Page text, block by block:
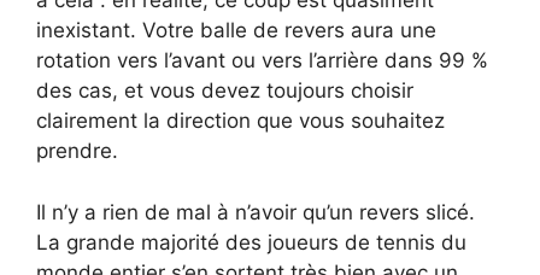
inexistant. Votre balle de revers aura une
rotation vers l’avant ou vers l’arrière dans 99 %
des cas, et vous devez toujours choisir
clairement la direction que vous souhaitez
prendre.
Il n’y a rien de mal à n’avoir qu’un revers slicé.
La grande majorité des joueurs de tennis du